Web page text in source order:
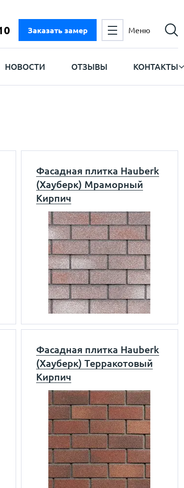
Заказать замер Меню
НОВОСТИ ОТЗЫВЫ КОНТАКТЫ
Фасадная плитка Hauberk
(Хауберк) Мраморный
Кирпич
Фасадная плитка Hauberk
(Хауберк) Терракотовый
Кирпич